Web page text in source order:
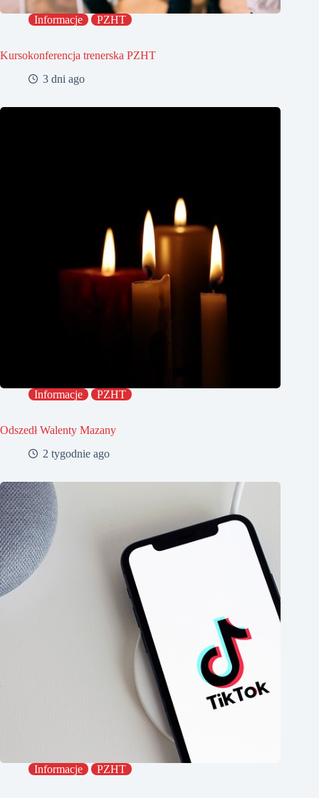
Informacje PZHT
Kursokonferencja trenerska PZHT
3 dni ago
Informacje PZHT
Odszedł Walenty Mazany
2 tygodnie ago
Informacje PZHT